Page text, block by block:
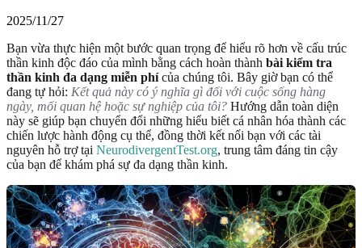
2025/11/27
Bạn vừa thực hiện một bước quan trọng để hiểu rõ hơn về cấu trúc
thần kinh độc đáo của mình bằng cách hoàn thành bài kiểm tra
thần kinh đa dạng miễn phícủa chúng tôi. Bây giờ bạn có thể
đang tự hỏi: Kết quả này có ý nghĩa gì đối với cuộc sống hàng
ngày, mối quan hệ hoặc sự nghiệp của tôi? Hướng dẫn toàn diện
này sẽ giúp bạn chuyển đổi những hiểu biết cá nhân hóa thành các
chiến lược hành động cụ thể, đồng thời kết nối bạn với các tài
nguyên hỗ trợ tại NeurodivergentTest.org, trung tâm đáng tin cậy
của bạn để khám phá sự đa dạng thần kinh.